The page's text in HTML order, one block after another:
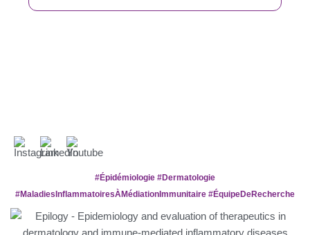
#Épidémiologie #Dermatologie
#MaladiesInflammatoiresÀMédiationImmunitaire #ÉquipeDeRecherche